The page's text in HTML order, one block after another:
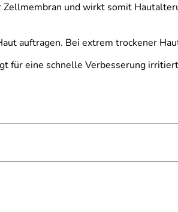
und wirkt somit
auftragen. Bei extrem trockener
für eine schnelle Verbesserung